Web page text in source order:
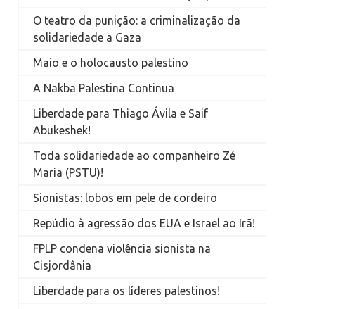
O teatro da punição: a criminalização da
solidariedade a Gaza
Maio e o holocausto palestino
A Nakba Palestina Continua
Liberdade para Thiago Ávila e Saif
Abukeshek!
Toda solidariedade ao companheiro Zé
Maria (PSTU)!
Sionistas: lobos em pele de cordeiro
Repúdio à agressão dos EUA e Israel ao Irã!
FPLP condena violência sionista na
Cisjordânia
Liberdade para os líderes palestinos!